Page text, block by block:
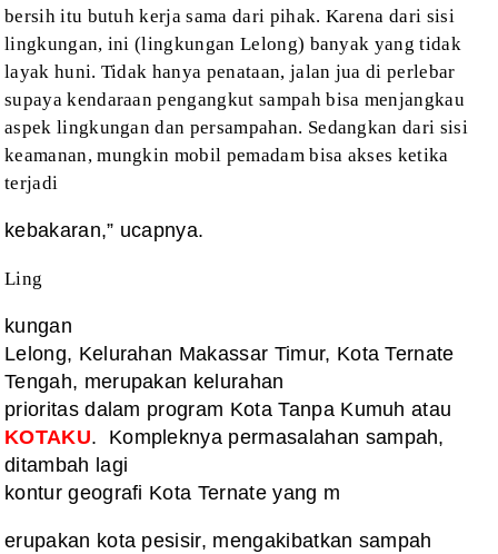
bersih itu butuh kerja sama dari pihak. Karena dari sisi
lingkungan, ini (lingkungan Lelong) banyak yang tidak
layak huni. Tidak hanya penataan, jalan jua di perlebar
supaya kendaraan pengangkut sampah bisa menjangkau
aspek lingkungan dan persampahan. Sedangkan dari sisi
keamanan, mungkin mobil pemadam bisa akses ketika
terjadi
kebakaran,” ucapnya.
Ling
kungan
Lelong, Kelurahan Makassar Timur, Kota Ternate
Tengah, merupakan kelurahan
prioritas dalam program Kota Tanpa Kumuh atau
KOTAKU.
Kompleknya permasalahan sampah,
ditambah lagi
kontur geografi Kota Ternate yang m
erupakan kota pesisir, mengakibatkan sampah